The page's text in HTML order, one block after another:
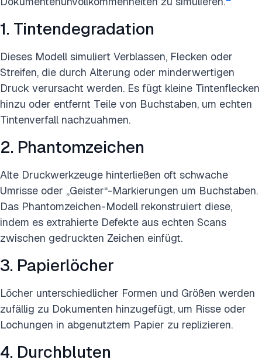
1. Tintendegradation
Dieses Modell simuliert Verblassen, Flecken oder
Streifen, die durch Alterung oder minderwertigen
Druck verursacht werden. Es fügt kleine Tintenflecken
hinzu oder entfernt Teile von Buchstaben, um echten
Tintenverfall nachzuahmen.
2. Phantomzeichen
Alte Druckwerkzeuge hinterließen oft schwache
Umrisse oder „Geister“-Markierungen um Buchstaben.
Das Phantomzeichen-Modell rekonstruiert diese,
indem es extrahierte Defekte aus echten Scans
zwischen gedruckten Zeichen einfügt.
3. Papierlöcher
Löcher unterschiedlicher Formen und Größen werden
zufällig zu Dokumenten hinzugefügt, um Risse oder
Lochungen in abgenutztem Papier zu replizieren.
4. Durchbluten